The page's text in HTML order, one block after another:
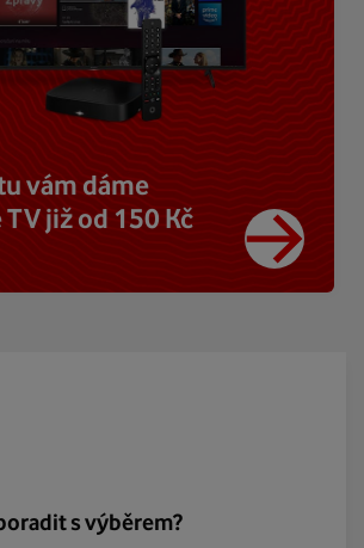
vám dáme
již od 150 Kč
s výběrem?